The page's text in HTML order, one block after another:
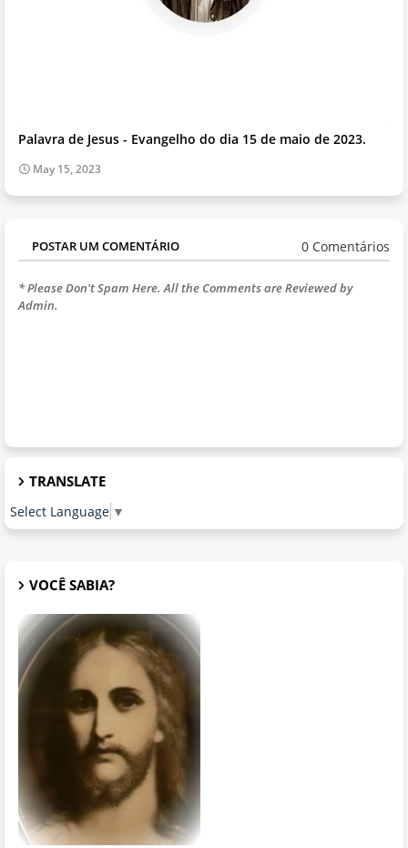
Palavra de Jesus - Evangelho do dia 15 de maio de 2023.
May 15, 2023
POSTAR UM COMENTÁRIO 0 Comentários
* Please Don't Spam Here. All the Comments are Reviewed by
Admin.
TRANSLATE
Select Language ▼
VOCÊ SABIA?